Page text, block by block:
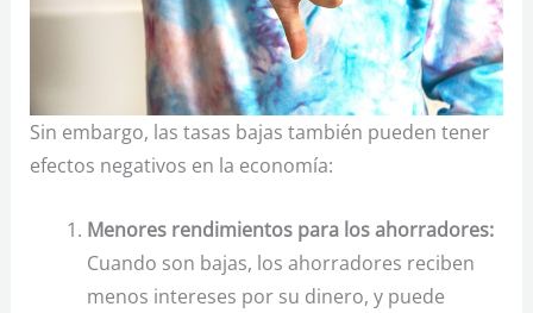
Sin embargo, las tasas bajas también pueden tener
efectos negativos en la economía:
Menores rendimientos para los ahorradores:
Cuando son bajas, los ahorradores reciben
menos intereses por su dinero, y puede